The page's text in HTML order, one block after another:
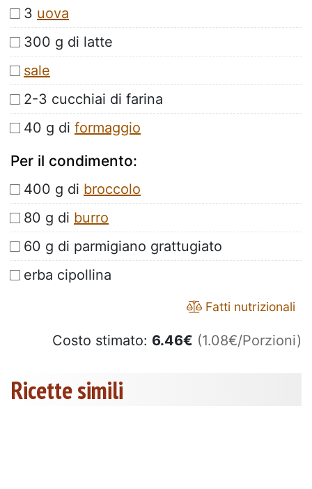
3 uova
300 g di latte
sale
2-3 cucchiai di farina
40 g di formaggio
Per il condimento:
400 g di broccolo
80 g di burro
60 g di parmigiano grattugiato
erba cipollina
Fatti nutrizionali
Costo stimato: 6.46€ (1.08€/Porzioni)
Ricette simili